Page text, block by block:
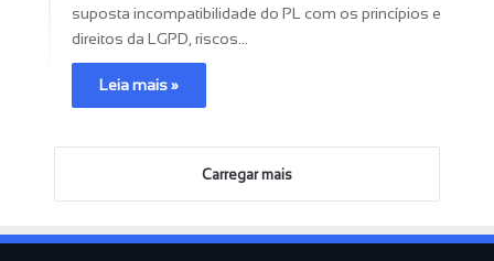
suposta incompatibilidade do PL com os princípios e
direitos da LGPD, riscos…
Leia mais »
Carregar mais